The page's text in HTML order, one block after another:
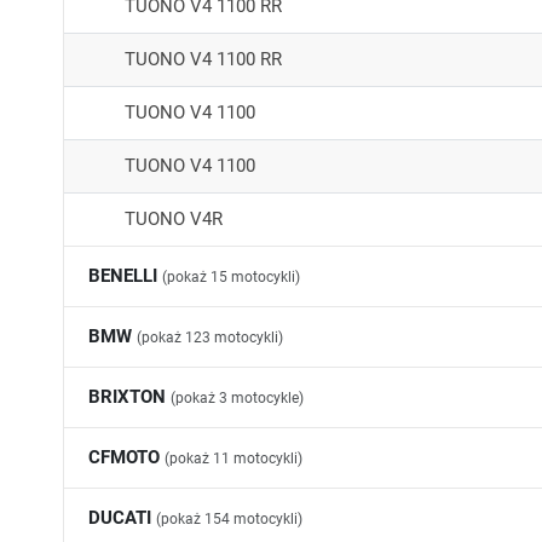
TUONO V4 1100 RR
TUONO V4 1100 RR
TUONO V4 1100
TUONO V4 1100
TUONO V4R
BENELLI (pokaż 15 motocykli)
502C
502C
BN 125
BMW (pokaż 123 motocykli)
C650 GT
F650 ST
BRIXTON (pokaż 3 motocykle)
CROSSFIRE 125
CROSSFIRE 500
CFMOTO (pokaż 11 motocykli)
1000MT-X
DUCATI (pokaż 154 motocykli)